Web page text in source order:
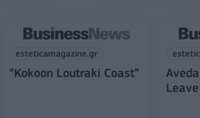
esteticamagazine.gr
“Kokoon Loutraki Coast”